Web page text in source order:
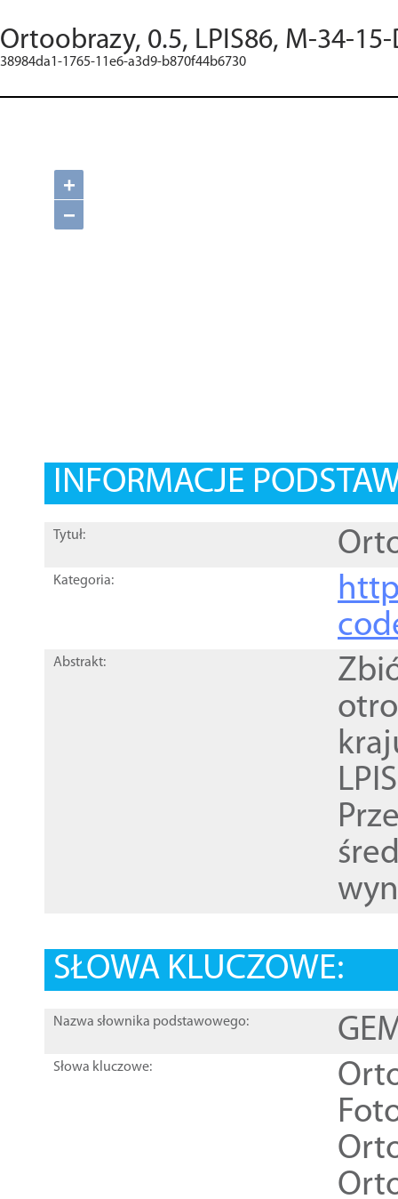
Ortoobrazy, 0.5, LPIS86, M-34-
38984da1-1765-11e6-a3d9-b870f44b6730
+
−
INFORMACJE
Tytuł:
Kategoria:
Abstrakt:
SŁOWA KLUCZOWE:
Nazwa słownika podstawowego:
Słowa kluczowe: